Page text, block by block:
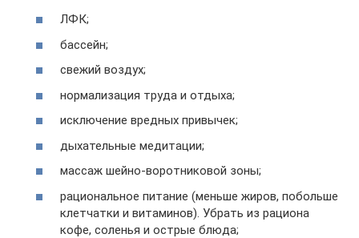
ЛФК;
бассейн;
свежий воздух;
нормализация труда и отдыха;
исключение вредных привычек;
дыхательные медитации;
массаж шейно-воротниковой зоны;
рациональное питание (меньше жиров, побольше
клетчатки и витаминов). Убрать из рациона
кофе, соленья и острые блюда;